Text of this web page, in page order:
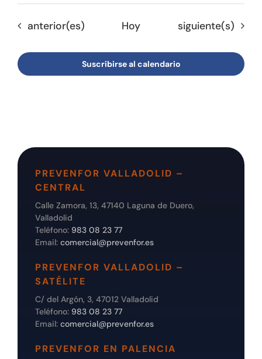
Eventos
anterior(es) Hoy Eventos
siguiente(s)
Suscribirse al calendario
PREVENFOR VALLADOLID –
CENTRAL
Calle Zamora, 13, 47140 Laguna de Duero,
Valladolid
Teléfono: 983 08 23 77
Email: comercial@prevenfor.es
PREVENFOR VALLADOLID –
SATÉLITE
C/ del Argón, 3, 47012 Valladolid
Teléfono: 983 08 23 77
Email: comercial@prevenfor.es
PREVENFOR EN PALENCIA